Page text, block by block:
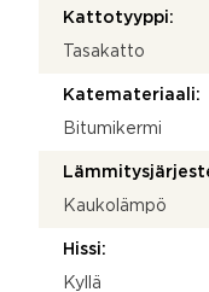
Kattotyyppi:
Tasakatto
Katemateriaali:
Bitumikermi
Kaukolämpö
Hissi:
Kyllä